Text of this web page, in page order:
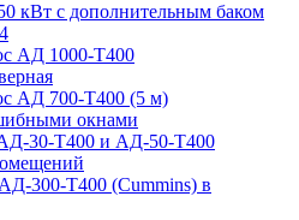
кВт с дополнительным баком
АД 1000-Т400
АД 700-Т400 (5 м)
окнами
30-Т400 и АД-50-Т400
300-Т400 (Cummins) в